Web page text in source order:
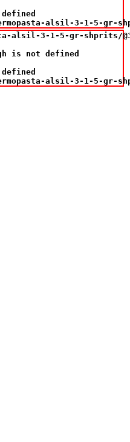
alsil-3-1-5-gr-
alsil-3-1-5-gr-shprits/
is not defined
alsil-3-1-5-gr-